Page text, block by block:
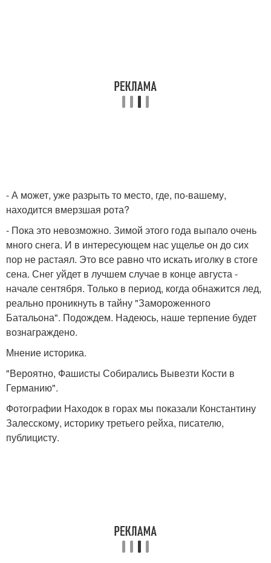
- А может, уже разрыть то место, где, по-вашему,
находится вмерзшая рота?
- Пока это невозможно. Зимой этого года выпало очень
много снега. И в интересующем нас ущелье он до сих
пор не растаял. Это все равно что искать иголку в стоге
сена. Снег уйдет в лучшем случае в конце августа -
начале сентября. Только в период, когда обнажится лед,
реально проникнуть в тайну "Замороженного
Батальона". Подождем. Надеюсь, наше терпение будет
вознаграждено.
Мнение историка.
"Вероятно, Фашисты Собирались Вывезти Кости в
Германию".
Фотографии Находок в горах мы показали Константину
Залесскому, историку третьего рейха, писателю,
публицисту.